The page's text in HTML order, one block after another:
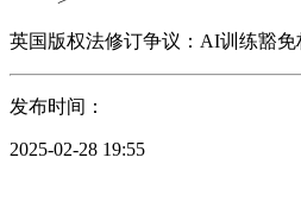
英国版权法修订争议：AI训练豁
发布时间：
2025-02-28 19:55